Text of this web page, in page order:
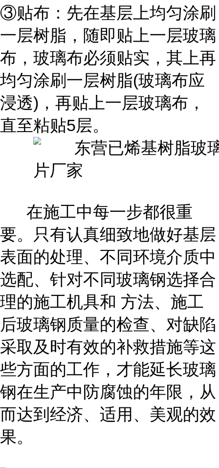
③贴布：先在基层上均匀涂刷
一层树脂，随即贴上一层玻璃
布，玻璃布必须贴实，其上再
均匀涂刷一层树脂(玻璃布应
浸透)，再贴上一层玻璃布，
直至粘贴5层。
在施工中每一步都很重
要。只有认真细致地做好基层
表面的处理、不同环境介质中
选配、针对不同玻璃钢选择合
理的施工机具和 方法、施工
后玻璃钢质量的检查、对缺陷
采取及时有效的补救措施等这
些方面的工作，才能延长玻璃
钢在生产中防腐蚀的年限，从
而达到经济、适用、美观的效
果。